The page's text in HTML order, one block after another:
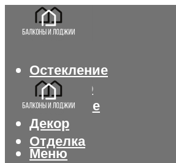
Остекление
Интерьер
Утепление
Декор
Отделка
Меню